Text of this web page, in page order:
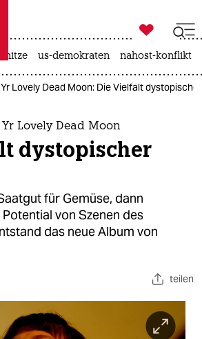
taz zahl ich
taz zahl ich

taz zahl ich
hitze us-demokraten nahost-konflikt
Lovely Dead Moon: Die Vielfalt
Lovely Dead Moon
dystopischer
für Gemüse, dann
von Szenen des
das neue Album von
teilen